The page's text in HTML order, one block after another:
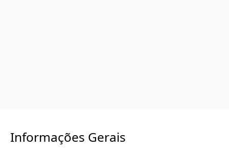
Informações Gerais